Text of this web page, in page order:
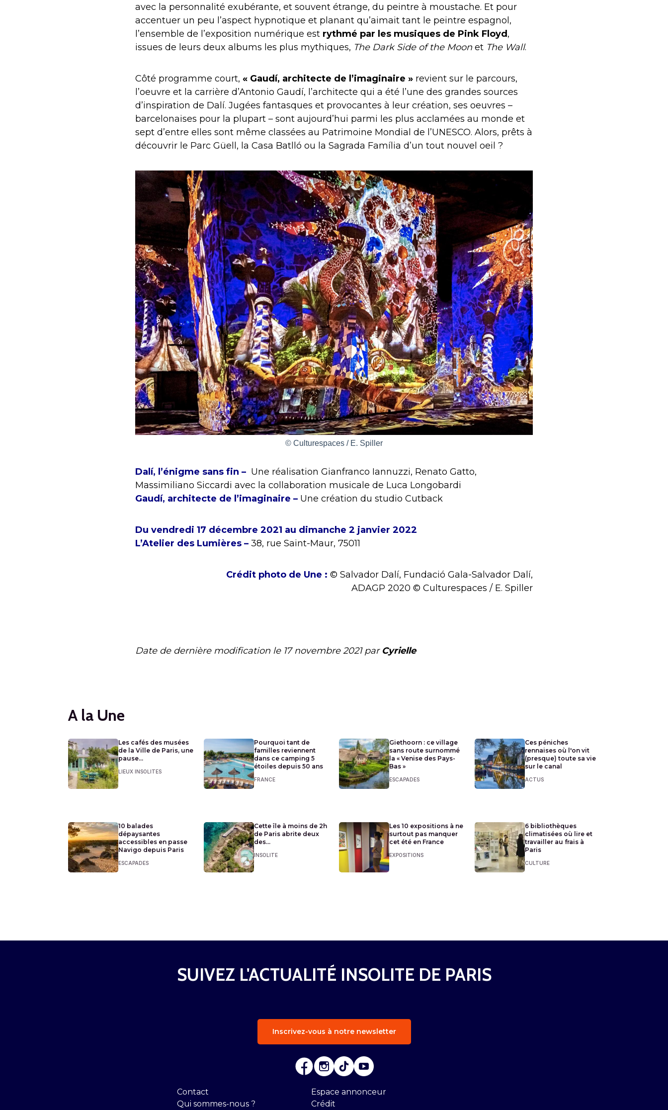
avec la personnalité exubérante, et souvent étrange, du peintre à moustache. Et pour
accentuer un peu l’aspect hypnotique et planant qu’aimait tant le peintre espagnol,
l’ensemble de l’exposition numérique est rythmé par les musiques de Pink Floyd ,
issues de leurs deux albums les plus mythiques, The Dark Side of the Moon et The Wall.
Côté programme court, « Gaudí, architecte de l’imaginaire » revient sur le parcours,
l’oeuvre et la carrière d’Antonio Gaudí, l’architecte qui a été l’une des grandes sources
d’inspiration de Dalí. Jugées fantasques et provocantes à leur création, ses oeuvres –
barcelonaises pour la plupart – sont aujourd’hui parmi les plus acclamées au monde et
sept d’entre elles sont même classées au Patrimoine Mondial de l’UNESCO. Alors, prêts à
découvrir le Parc Güell, la Casa Batlló ou la Sagrada Família d’un tout nouvel oeil ?
© Culturespaces / E. Spiller
Dalí, l’énigme sans fin – Une réalisation Gianfranco Iannuzzi, Renato Gatto,
Massimiliano Siccardi avec la collaboration musicale de Luca Longobardi
Gaudí, architecte de l’imaginaire – Une création du studio Cutback
Du vendredi 17 décembre 2021 au dimanche 2 janvier 2022
L’Atelier des Lumières – 38, rue Saint-Maur, 75011
Crédit photo de Une : © Salvador Dalí, Fundació Gala-Salvador Dalí,
ADAGP 2020 © Culturespaces / E. Spiller
Date de dernière modification le 17 novembre 2021par Cyrielle
A la Une
Les cafés des musées
de la Ville de Paris, une
pause...
LIEUX INSOLITES
Pourquoi tant de
familles reviennent
dans ce camping 5
étoiles depuis 50 ans
FRANCE
Giethoorn : ce village
sans route surnommé
la « Venise des Pays-
Bas »
ESCAPADES
Ces péniches
rennaises où l'on vit
(presque) toute sa vie
sur le canal
ACTUS
10 balades
dépaysantes
accessibles en passe
Navigo depuis Paris
ESCAPADES
Cette île à moins de 2h
de Paris abrite deux
des...
INSOLITE
Les 10 expositions à ne
surtout pas manquer
cet été en France
EXPOSITIONS
6 bibliothèques
climatisées où lire et
travailler au frais à
Paris
CULTURE
SUIVEZ L'ACTUALITÉ INSOLITE DE PARIS
Inscrivez-vous à notre newsletter
Contact
Qui sommes-nous ?
Espace annonceur
Crédit